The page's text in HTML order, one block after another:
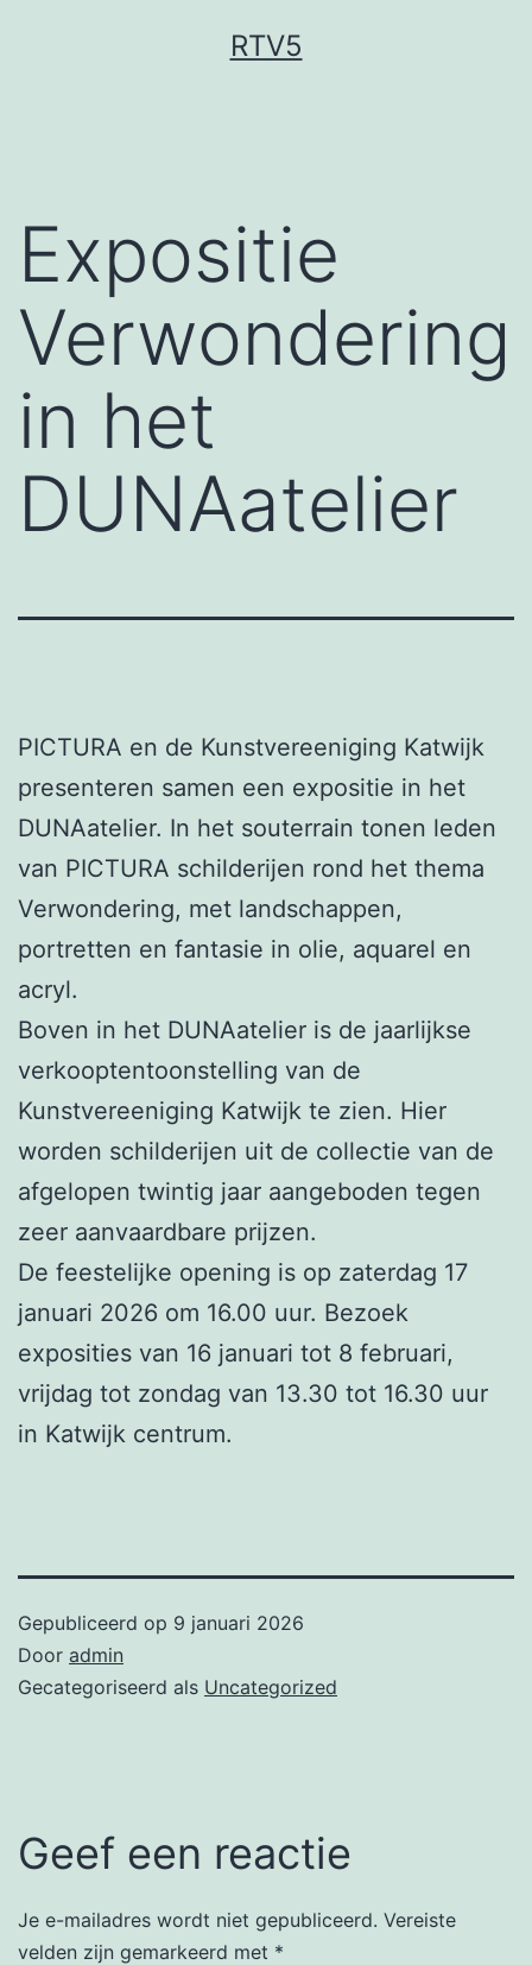
RTV5
Expositie
Verwondering
in het
DUNAatelier
PICTURA en de Kunstvereeniging Katwijk
presenteren samen een expositie in het
DUNAatelier. In het souterrain tonen leden
van PICTURA schilderijen rond het thema
Verwondering, met landschappen,
portretten en fantasie in olie, aquarel en
acryl.
Boven in het DUNAatelier is de jaarlijkse
verkooptentoonstelling van de
Kunstvereeniging Katwijk te zien. Hier
worden schilderijen uit de collectie van de
afgelopen twintig jaar aangeboden tegen
zeer aanvaardbare prijzen.
De feestelijke opening is op zaterdag 17
januari 2026 om 16.00 uur. Bezoek
exposities van 16 januari tot 8 februari,
vrijdag tot zondag van 13.30 tot 16.30 uur
in Katwijk centrum.
Gepubliceerd op 9 januari 2026
Door admin
Gecategoriseerd als Uncategorized
Geef een reactie
Je e-mailadres wordt niet gepubliceerd. Vereiste
velden zijn gemarkeerd met *